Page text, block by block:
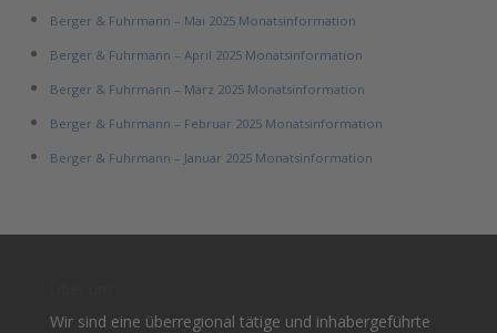
Berger & Fuhrmann – Mai 2025 Monatsinformation
Berger & Fuhrmann – April 2025 Monatsinformation
Berger & Fuhrmann – März 2025 Monatsinformation
Berger & Fuhrmann – Februar 2025 Monatsinformation
Berger & Fuhrmann – Januar 2025 Monatsinformation
Wir sind eine überregional tätige und inhabergeführte